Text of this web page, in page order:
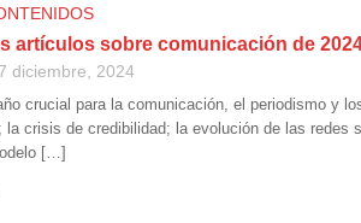
artículos sobre comunicación de
diciembre, 2024
crucial para la comunicación, el periodismo y
la crisis de credibilidad; la evolución de las
[…]